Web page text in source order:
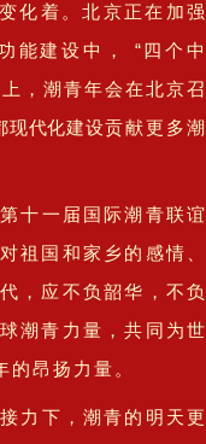
化着。北京正在 加强
能建设中，
“四个中
，潮青年会在北京召
现代化建设贡献更多潮
十一届国际潮青联谊
祖国和家乡的感情、
，应不负韶华，不负
潮青力量，共同为世
的昂扬力量 。
力下，潮青的明天更